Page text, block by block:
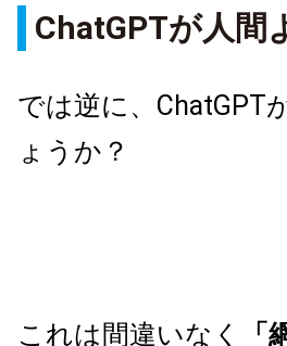
ChatGPTが人間
では逆に、ChatGPT
ょうか？
これは間違いなく 「